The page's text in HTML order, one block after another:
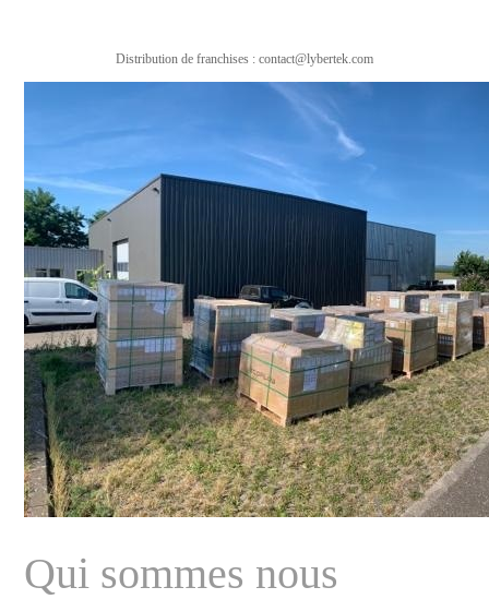
Distribution de franchises : contact@lybertek.com
Qui sommes nous